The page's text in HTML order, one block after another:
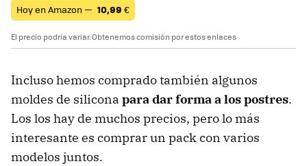
Hoy en Amazon — 10,99 €
El precio podría variar. Obtenemos comisión por estos enlaces
Incluso hemos comprado también algunos
moldes de silicona para dar forma a los postres.
Los los hay de muchos precios, pero lo más
interesante es comprar un pack con varios
modelos juntos.